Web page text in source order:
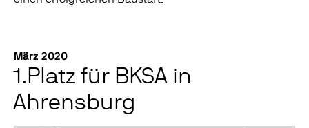
März 2020
1.Platz für BKSA in
Ahrensburg